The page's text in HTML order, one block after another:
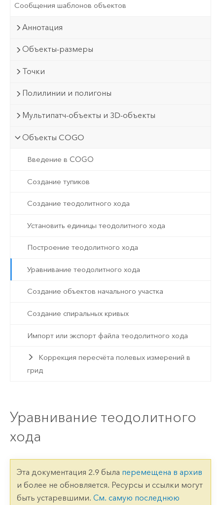
Сообщения шаблонов объектов
Аннотация
Объекты-размеры
Точки
Полилинии и полигоны
Мультипатч-объекты и 3D-объекты
Объекты COGO
Введение в COGO
Создание тупиков
Создание теодолитного хода
Установить единицы теодолитного хода
Построение теодолитного хода
Уравнивание теодолитного хода
Создание объектов начального участка
Создание спиральных кривых
Импорт или экспорт файла теодолитного хода
Коррекция пересчёта полевых измерений в
грид
Уравнивание теодолитного
хода
Эта документация 2.9 была перемещена в архив
и более не обновляется. Ресурсы и ссылки могут
быть устаревшими. См. самую последнюю